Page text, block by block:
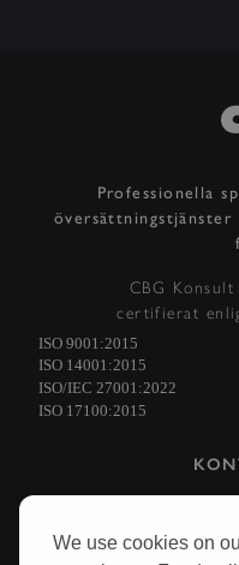
We use cookies on
Professionella
översättningstjänster
CBG
certifierat